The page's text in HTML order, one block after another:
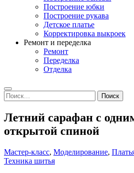
Построение юбки
Построение рукава
Детское платье
Корректировка выкроек
Ремонт и переделка
Ремонт
Переделка
Отделка
Search
Найти:
Летний сарафан с
открытой спиной
Мастер-класс, Моделирование,
Техника шитья